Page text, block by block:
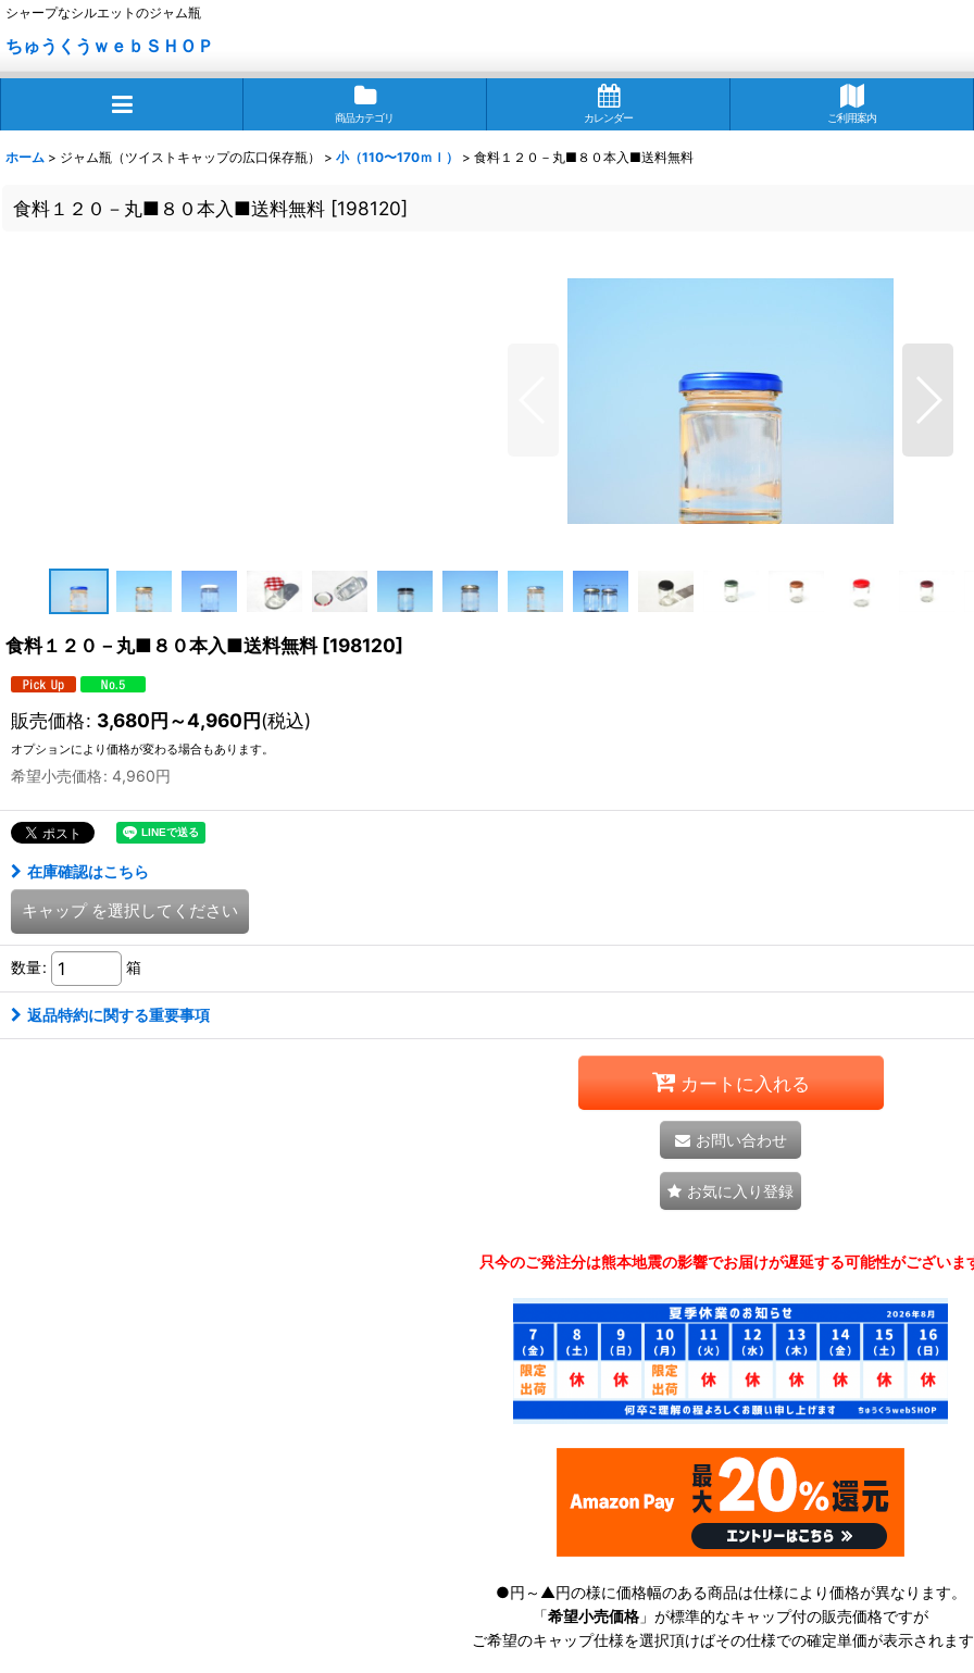
シャープなシルエットのジャム瓶
ちゅうくうｗｅｂＳＨＯＰ
商品カテゴリ カレンダー ご利用案内
ホーム > ジャム瓶（ツイストキャップの広口保存瓶） > 小（110〜170ｍｌ） > 食料１２０－丸■８０本入■送料無料
食料１２０－丸■８０本入■送料無料 [198120]
食料１２０－丸■８０本入■送料無料 [198120]
販売価格: 3,680円～4,960円(税込)
オプションにより価格が変わる場合もあります。
希望小売価格: 4,960円
在庫確認はこちら
キャップ を選択してください
数量: 箱
返品特約に関する重要事項
カートに入れる
お問い合わせ
お気に入り登録
只今のご発注分は熊本地震の影響でお届けが遅延する可能性がございま
●円～▲円の様に価格幅のある商品は仕様により価格が異なります。
「希望小売価格 」が標準的なキャップ付の販売価格ですが
ご希望のキャップ仕様を選択頂けばその仕様での確定単価が表示されま